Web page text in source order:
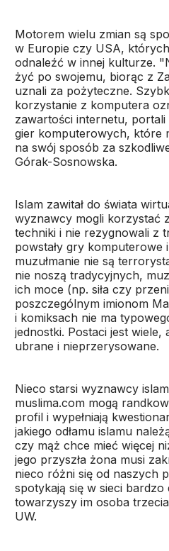
Motorem wielu zmian są
w Europie czy USA,
odnaleźć w innej kulturze.
żyć po swojemu, biorąc z
uznali za pożyteczne.
korzystanie z komputera
zawartości internetu,
gier komputerowych, które
na swój sposób za
Górak-Sosnowska.
Islam zawitał do świata
wyznawcy mogli korzystać
techniki i nie rezygnowali z
powstały gry
muzułmanie nie są
nie noszą tradycyjnych,
ich moce (np. siła czy
poszczególnym imionom
i komiksach nie ma
jednostki. Postaci jest wiele,
ubrane i nieprzerysowane.
Nieco starsi wyznawcy
muslima.com mogą
profil i wypełniają
jakiego odłamu islamu
czy mąż chce mieć więcej
jego przyszła żona musi
nieco różni się od naszych
spotykają się w sieci bardzo
towarzyszy im osoba
UW.